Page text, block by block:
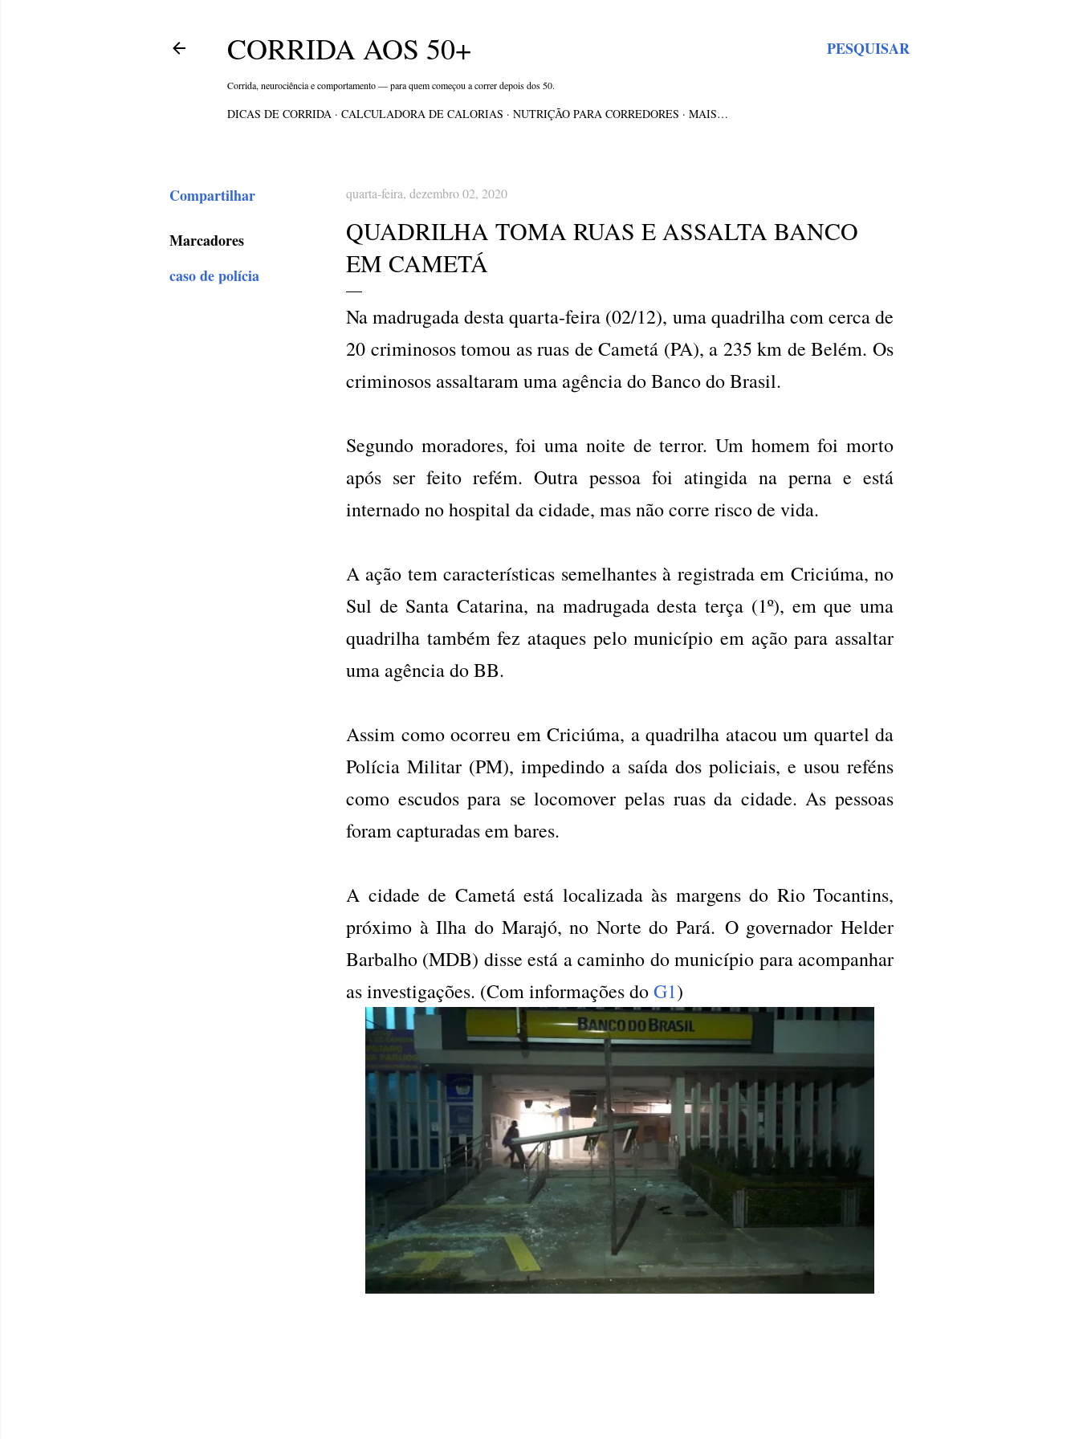
PESQUISAR
CORRIDA AOS 50+
Corrida, neurociência e comportamento — para quem começou a correr depois dos 50.
DICAS DE CORRIDA CALCULADORA DE CALORIAS NUTRIÇÃO PARA CORREDORES MAIS…
Compartilhar
Marcadores
caso de polícia
quarta-feira, dezembro 02, 2020
QUADRILHA TOMA RUAS E ASSALTA BANCO
EM CAMETÁ
Na madrugada desta quarta-feira (02/12), uma quadrilha com cerca de
20 criminosos tomou as ruas de Cametá (PA), a 235 km de Belém. Os
criminosos assaltaram uma agência do Banco do Brasil.
Segundo moradores, foi uma noite de terror. Um homem foi morto
após ser feito refém. Outra pessoa foi atingida na perna e está
internado no hospital da cidade, mas não corre risco de vida.
A ação tem características semelhantes à registrada em Criciúma, no
Sul de Santa Catarina, na madrugada desta terça (1º), em que uma
quadrilha também fez ataques pelo município em ação para assaltar
uma agência do BB.
Assim como ocorreu em Criciúma, a quadrilha atacou um quartel da
Polícia Militar (PM), impedindo a saída dos policiais, e usou reféns
como escudos para se locomover pelas ruas da cidade. As pessoas
foram capturadas em bares.
A cidade de Cametá está localizada às margens do Rio Tocantins,
próximo à Ilha do Marajó, no Norte do Pará. O governador Helder
Barbalho (MDB) disse está a caminho do município para acompanhar
as investigações. (Com informações doG1)